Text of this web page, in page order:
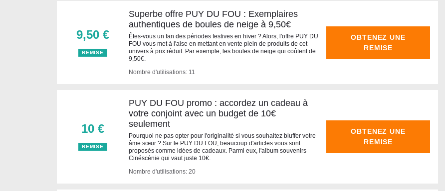
9,50 €
REMISE
Superbe offre PUY DU FOU : Exemplaires
authentiques de boules de neige à 9,50€
Êtes-vous un fan des périodes festives en hiver ? Alors, l'offre PUY DU
FOU vous met à l'aise en mettant en vente plein de produits de cet
univers à prix réduit. Par exemple, les boules de neige qui coûtent de
9,50€.
Nombre d'utilisations: 11
OBTENEZ UNE
REMISE
10 €
REMISE
PUY DU FOU promo : accordez un cadeau à
votre conjoint avec un budget de 10€
seulement
Pourquoi ne pas opter pour l'originalité si vous souhaitez bluffer votre
âme sœur ? Sur le PUY DU FOU, beaucoup d'articles vous sont
proposés comme idées de cadeaux. Parmi eux, l'album souvenirs
Cinéscénie qui vaut juste 10€.
Nombre d'utilisations: 20
OBTENEZ UNE
REMISE